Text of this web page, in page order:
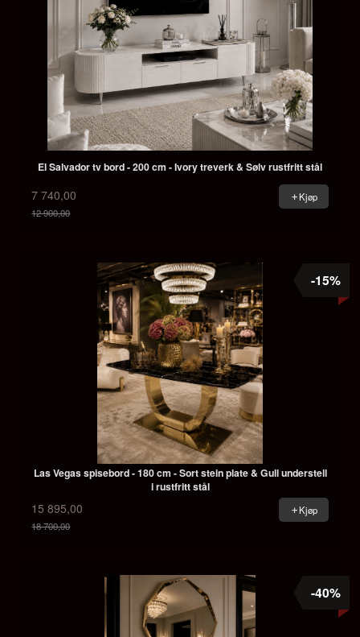
El Salvador tv bord - 200 cm - Ivory treverk & Sølv rustfritt stål
7 740,00
12 900,00
Kjøp
Las Vegas spisebord - 180 cm - Sort stein plate & Gull understell
i rustfritt stål
15 895,00
18 700,00
-15%
Kjøp
-40%